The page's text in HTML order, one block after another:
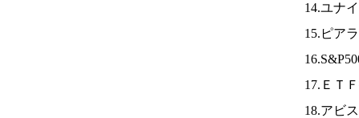
14.ユナ
15.ピア
17.ＥＴ
18.アビ